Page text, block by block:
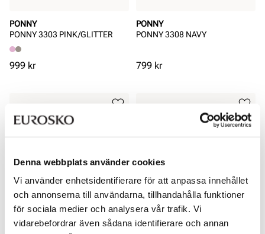
Denna webbplats använder cookies
Vi använder enhetsidentifierare för att anpassa innehållet
och annonserna till användarna, tillhandahålla funktioner
för sociala medier och analysera vår trafik. Vi
vidarebefordrar även sådana identifierare och annan
PONNY
PONNY 3303 PINK/GLITTER
Pris
999 kr
PONNY
PONNY 3308 NAVY
Pris
799 kr
PONNY
PONNY